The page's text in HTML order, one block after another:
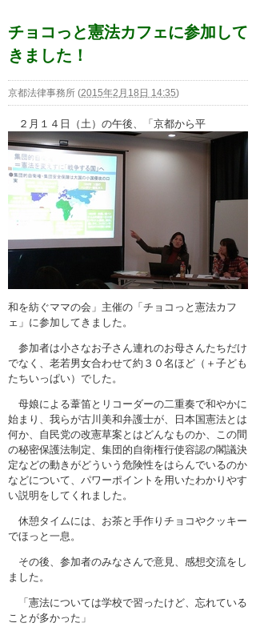
チョコっと憲法カフェに参加して
きました！
京都法律事務所 (2015年2月18日 14:35)
２月１４日（土）の午後、「京都から平
和を紡ぐママの会」主催の「チョコっと憲法カフ
ェ」に参加してきました。
参加者は小さなお子さん連れのお母さんたちだけ
でなく、老若男女合わせて約３０名ほど（＋子ども
たちいっぱい）でした。
母娘による葦笛とリコーダーの二重奏で和やかに
始まり、我らが古川美和弁護士が、日本国憲法とは
何か、自民党の改憲草案とはどんなものか、この間
の秘密保護法制定、集団的自衛権行使容認の閣議決
定などの動きがどういう危険性をはらんでいるのか
などについて、パワーポイントを用いたわかりやす
い説明をしてくれました。
休憩タイムには、お茶と手作りチョコやクッキー
でほっと一息。
その後、参加者のみなさんで意見、感想交流をし
ました。
「憲法については学校で習ったけど、忘れている
ことが多かった」